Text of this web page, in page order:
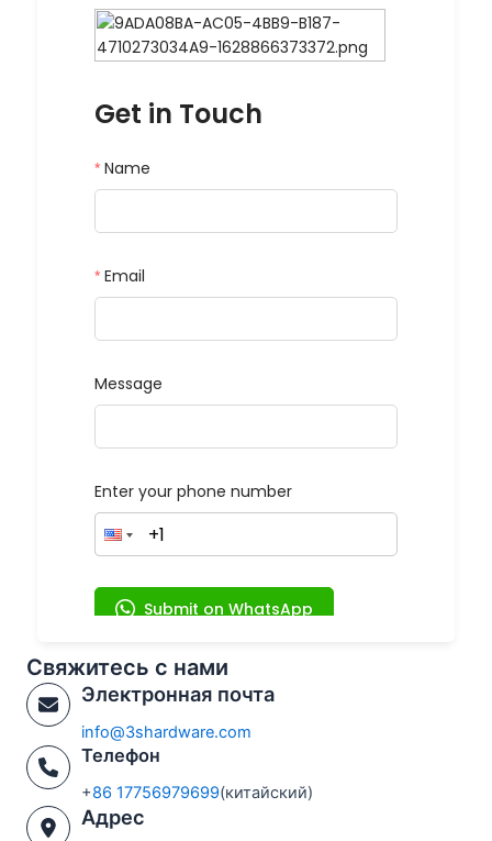
Свяжитесь с нами
Электронная почта
info@3shardware.com
Телефон
+86 17756979699(китайский)
Адрес